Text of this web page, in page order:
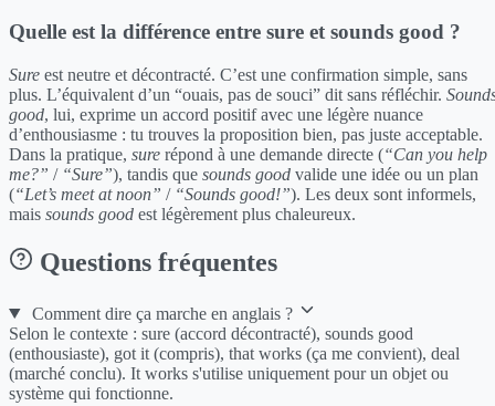
Quelle est la différence entre sure et sounds good ?
Sure est neutre et décontracté. C’est une confirmation simple, sans
plus. L’équivalent d’un “ouais, pas de souci” dit sans réfléchir.
good, lui, exprime un accord positif avec une légère nuance
d’enthousiasme : tu trouves la proposition bien, pas juste acceptable.
Dans la pratique, sure répond à une demande directe (“Can you help
me?” / “Sure”), tandis que sounds good valide une idée ou un plan
(“Let’s meet at noon” / “Sounds good!”). Les deux sont informels,
mais sounds good est légèrement plus chaleureux.
Questions fréquentes
Comment dire ça marche en anglais ?
Selon le contexte : sure (accord décontracté), sounds good
(enthousiaste), got it (compris), that works (ça me convient), deal
(marché conclu). It works s'utilise uniquement pour un objet ou
système qui fonctionne.